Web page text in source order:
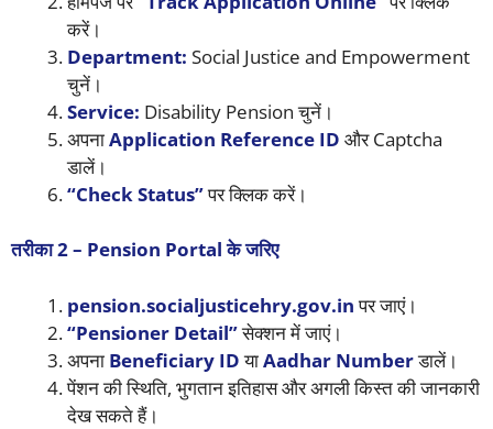
करें।
Department: Social Justice and Empowerment
चुनें।
Service: Disability Pension चुनें।
अपनाApplication Reference ID और Captcha
डालें।
“Check Status”पर क्लिक करें।
तरीका 2 – Pension Portal के जरिए
pension.socialjusticehry.gov.inपर जाएं।
“Pensioner Detail”सेक्शन में जाएं।
अपना Beneficiary IDयाAadhar Numberडालें।
पेंशन की स्थिति, भुगतान इतिहास और अगली किस्त की जानकारी
देख सकते हैं।